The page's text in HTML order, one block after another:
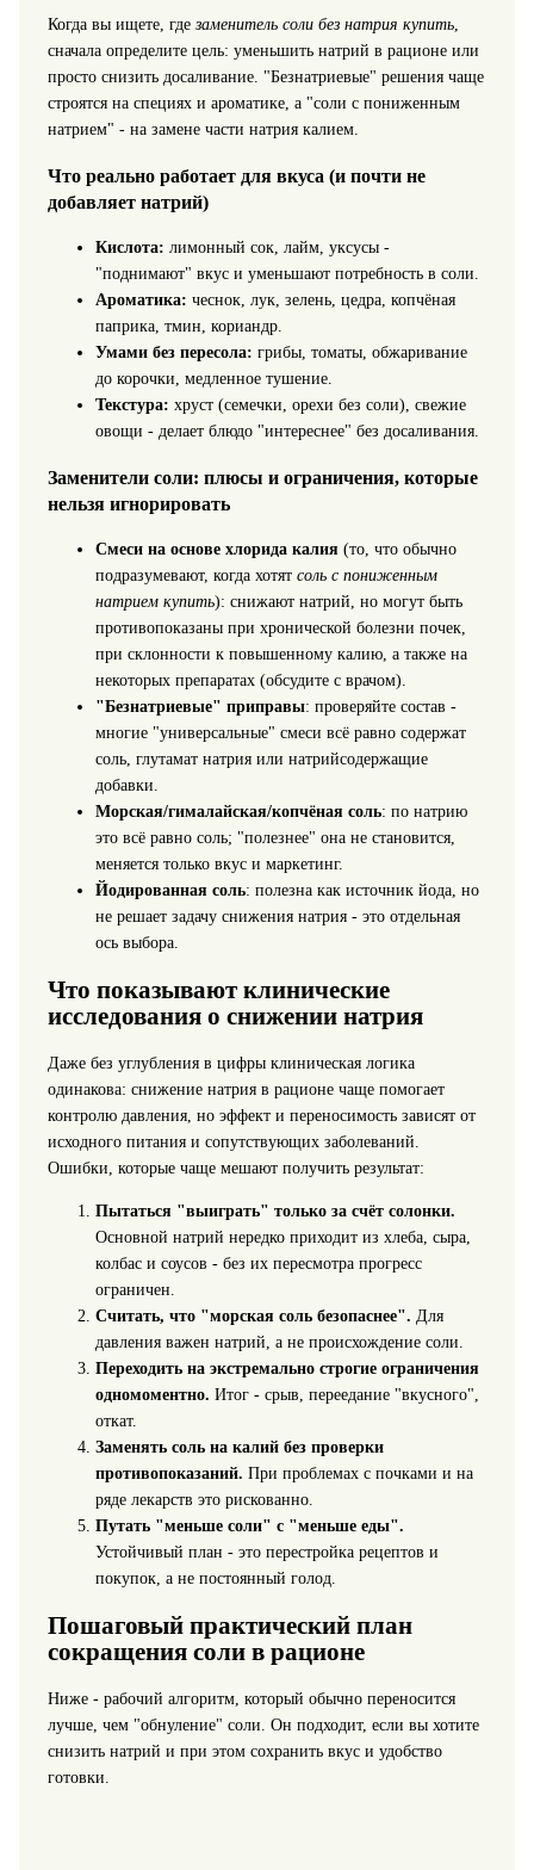
Когда вы ищете, где заменитель соли без натрия купить,
сначала определите цель: уменьшить натрий в рационе или
просто снизить досаливание. "Безнатриевые" решения чаще
строятся на специях и ароматике, а "соли с пониженным
натрием" - на замене части натрия калием.
Что реально работает для вкуса (и почти не
добавляет натрий)
Кислота: лимонный сок, лайм, уксусы -
"поднимают" вкус и уменьшают потребность в соли.
Ароматика: чеснок, лук, зелень, цедра, копчёная
паприка, тмин, кориандр.
Умами без пересола: грибы, томаты, обжаривание
до корочки, медленное тушение.
Текстура: хруст (семечки, орехи без соли), свежие
овощи - делает блюдо "интереснее" без досаливания.
Заменители соли: плюсы и ограничения, которые
нельзя игнорировать
Смеси на основе хлорида калия(то, что обычно
подразумевают, когда хотят соль с пониженным
натрием купить): снижают натрий, но могут быть
противопоказаны при хронической болезни почек,
при склонности к повышенному калию, а также на
некоторых препаратах (обсудите с врачом).
"Безнатриевые" приправы: проверяйте состав -
многие "универсальные" смеси всё равно содержат
соль, глутамат натрия или натрийсодержащие
добавки.
Морская/гималайская/копчёная соль: по натрию
это всё равно соль; "полезнее" она не становится,
меняется только вкус и маркетинг.
Йодированная соль: полезна как источник йода, но
не решает задачу снижения натрия - это отдельная
ось выбора.
Что показывают клинические
исследования о снижении натрия
Даже без углубления в цифры клиническая логика
одинакова: снижение натрия в рационе чаще помогает
контролю давления, но эффект и переносимость зависят от
исходного питания и сопутствующих заболеваний.
Ошибки, которые чаще мешают получить результат:
Пытаться "выиграть" только за счёт солонки.
Основной натрий нередко приходит из хлеба, сыра,
колбас и соусов - без их пересмотра прогресс
ограничен.
Считать, что "морская соль безопаснее". Для
давления важен натрий, а не происхождение соли.
Переходить на экстремально строгие ограничения
одномоментно. Итог - срыв, переедание "вкусного",
откат.
Заменять соль на калий без проверки
противопоказаний. При проблемах с почками и на
ряде лекарств это рискованно.
Путать "меньше соли" с "меньше еды".
Устойчивый план - это перестройка рецептов и
покупок, а не постоянный голод.
Пошаговый практический план
сокращения соли в рационе
Ниже - рабочий алгоритм, который обычно переносится
лучше, чем "обнуление" соли. Он подходит, если вы хотите
снизить натрий и при этом сохранить вкус и удобство
готовки.